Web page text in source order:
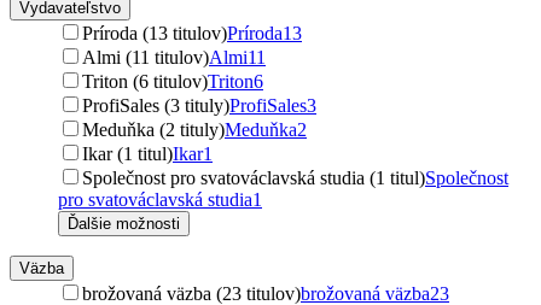
Vydavateľstvo
Príroda (13 titulov)Príroda13
Almi (11 titulov)Almi11
Triton (6 titulov)Triton6
ProfiSales (3 tituly)ProfiSales3
Meduňka (2 tituly)Meduňka2
Ikar (1 titul)Ikar1
Společnost pro svatováclavská studia (1 titul)Společnost
pro svatováclavská studia1
Ďalšie možnosti
Väzba
brožovaná väzba (23 titulov)brožovaná väzba23